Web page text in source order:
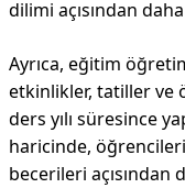
dilimi açısından
Ayrıca, eğitim
etkinlikler, tatiller ve
ders yılı süresince
haricinde,
becerileri açısından